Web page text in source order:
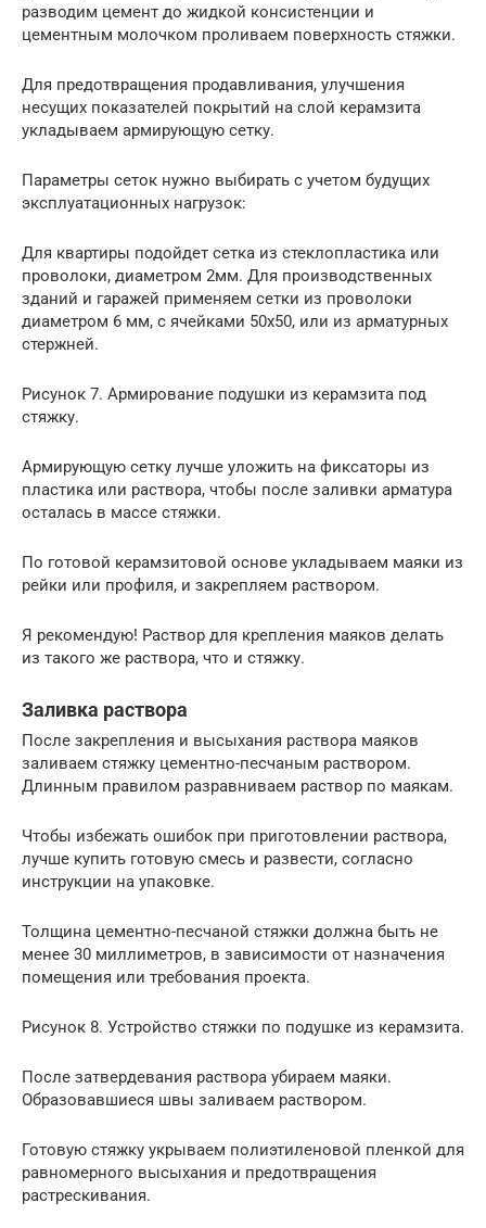
разводим цемент до жидкой консистенции и
цементным молочком проливаем поверхность стяжки.
Для предотвращения продавливания, улучшения
несущих показателей покрытий на слой керамзита
укладываем армирующую сетку.
Параметры сеток нужно выбирать с учетом будущих
эксплуатационных нагрузок:
Для квартиры подойдет сетка из стеклопластика или
проволоки, диаметром 2мм. Для производственных
зданий и гаражей применяем сетки из проволоки
диаметром 6 мм, с ячейками 50х50, или из арматурных
стержней.
Рисунок 7. Армирование подушки из керамзита под
стяжку.
Армирующую сетку лучше уложить на фиксаторы из
пластика или раствора, чтобы после заливки арматура
осталась в массе стяжки.
По готовой керамзитовой основе укладываем маяки из
рейки или профиля, и закрепляем раствором.
Я рекомендую! Раствор для крепления маяков делать
из такого же раствора, что и стяжку.
Заливка раствора
После закрепления и высыхания раствора маяков
заливаем стяжку цементно-песчаным раствором.
Длинным правилом разравниваем раствор по маякам.
Чтобы избежать ошибок при приготовлении раствора,
лучше купить готовую смесь и развести, согласно
инструкции на упаковке.
Толщина цементно-песчаной стяжки должна быть не
менее 30 миллиметров, в зависимости от назначения
помещения или требования проекта.
Рисунок 8. Устройство стяжки по подушке из керамзита.
После затвердевания раствора убираем маяки.
Образовавшиеся швы заливаем раствором.
Готовую стяжку укрываем полиэтиленовой пленкой для
равномерного высыхания и предотвращения
растрескивания.